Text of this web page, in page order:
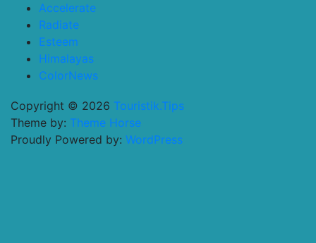
Accelerate
Radiate
Esteem
Himalayas
ColorNews
Copyright © 2026 Touristik.Tips
Theme by: Theme Horse
Proudly Powered by: WordPress